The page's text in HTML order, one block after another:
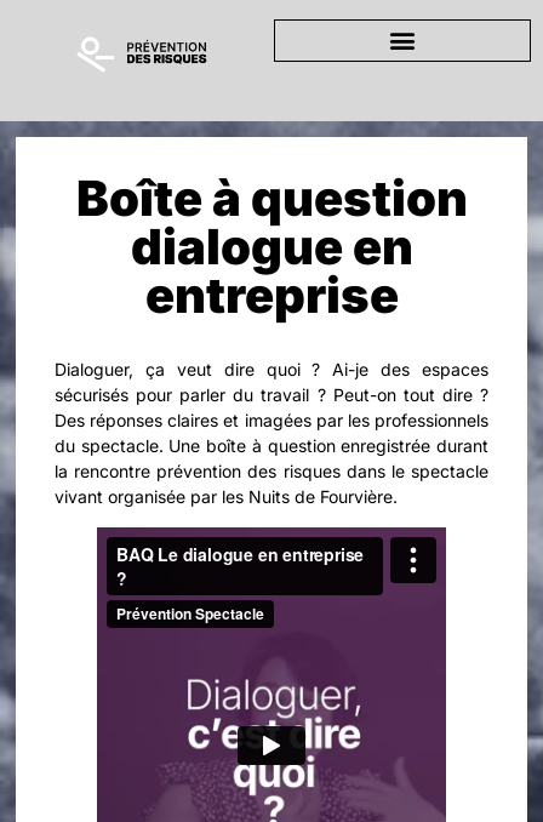
Boîte à question
dialogue en
entreprise
Dialoguer, ça veut dire quoi ? Ai-je des espaces
sécurisés pour parler du travail ? Peut-on tout dire ?
Des réponses claires et imagées par les professionnels
du spectacle. Une boîte à question enregistrée durant
la rencontre prévention des risques dans le spectacle
vivant organisée par les Nuits de Fourvière.